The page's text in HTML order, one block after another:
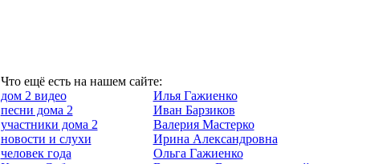
Что ещё есть на нашем сайте:
дом 2 видео
песни дома 2
участники дома 2
новости и слухи
человек года
Илья Гажиенко
Иван Барзиков
Валерия Мастерко
Ирина Александровна
Ольга Гажиенко